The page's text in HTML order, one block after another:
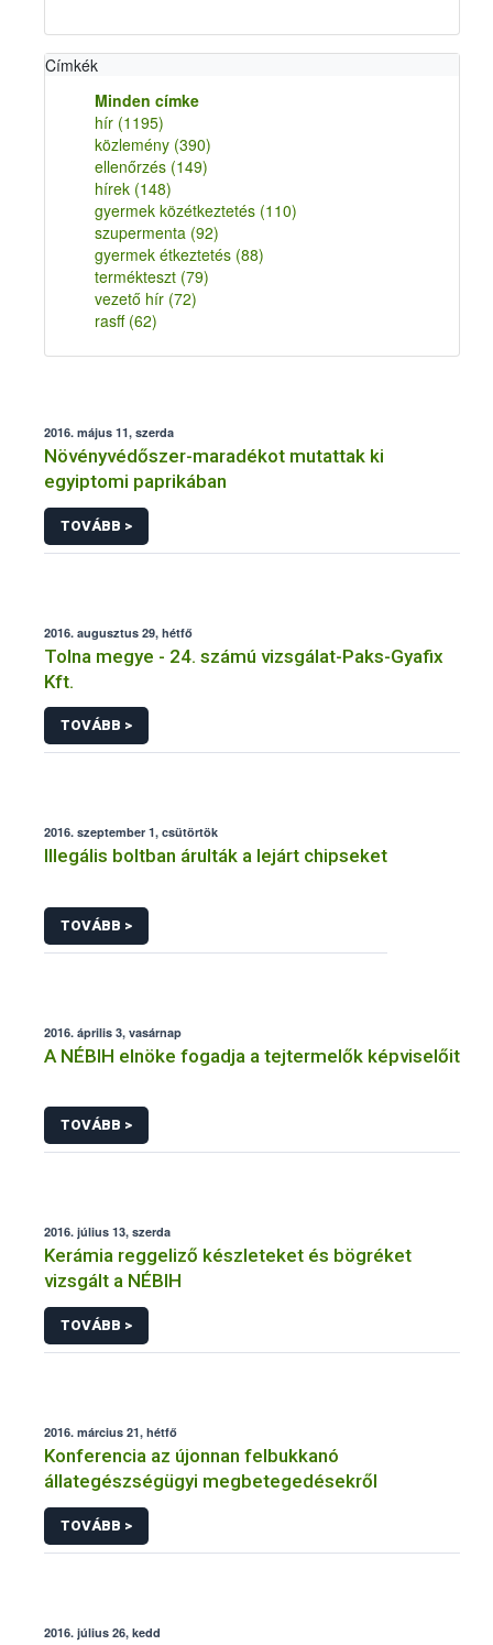
Címkék
Minden címke
hír (1195)
közlemény (390)
ellenőrzés (149)
hírek (148)
gyermek közétkeztetés (110)
szupermenta (92)
gyermek étkeztetés (88)
termékteszt (79)
vezető hír (72)
rasff (62)
2016. május 11, szerda
Növényvédőszer-maradékot mutattak ki
egyiptomi paprikában
TOVÁBB >
2016. augusztus 29, hétfő
Tolna megye - 24. számú vizsgálat-Paks-Gyafix
Kft.
TOVÁBB >
2016. szeptember 1, csütörtök
Illegális boltban árulták a lejárt chipseket
TOVÁBB >
2016. április 3, vasárnap
A NÉBIH elnöke fogadja a tejtermelők képviselőit
TOVÁBB >
2016. július 13, szerda
Kerámia reggeliző készleteket és bögréket
vizsgált a NÉBIH
TOVÁBB >
2016. március 21, hétfő
Konferencia az újonnan felbukkanó
állategészségügyi megbetegedésekről
TOVÁBB >
2016. július 26, kedd